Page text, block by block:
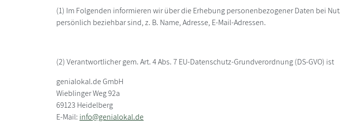
(1) Im Folgenden informieren wir über die Erhebung personenbezogener Daten bei
persönlich beziehbar sind, z. B. Name, Adresse, E-Mail-Adressen.
(2) Verantwortlicher gem. Art. 4 Abs. 7 EU-Datenschutz-Grundverordnung (DS-GVO) ist
genialokal.de GmbH
Wieblinger Weg 92a
69123 Heidelberg
E-Mail: info@genialokal.de